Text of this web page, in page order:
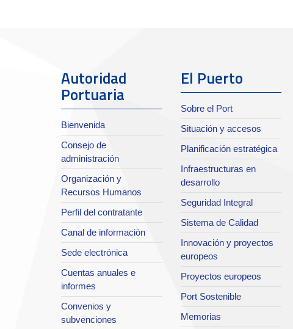
Autoridad
Portuaria
Bienvenida
Consejo de
administración
Organización y
Recursos Humanos
Perfil del contratante
Canal de información
Sede electrónica
Cuentas anuales e
informes
Convenios y
subvenciones
El Puerto
Sobre el Port
Situación y accesos
Planificación estratégica
Infraestructuras en
desarrollo
Seguridad Integral
Sistema de Calidad
Innovación y proyectos
europeos
Proyectos europeos
Port Sostenible
Memorias